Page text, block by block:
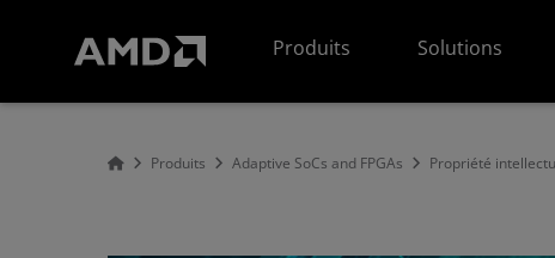
Produits
Solutions
Produits Adaptive SoCs and FPGAs Propriété